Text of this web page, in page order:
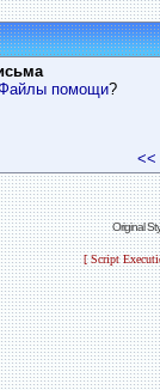
помощи?
<<
Original
[ Script